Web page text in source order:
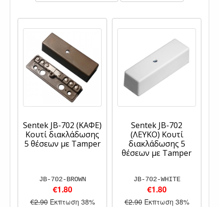
Sentek JB-702 (ΚΑΦΕ)
Κουτί διακλάδωσης
5 θέσεων με Tamper
JB-702-BROWN
€1.80
€2.90 Έκπτωση 38%
Sentek JB-702
(ΛΕΥΚΟ) Κουτί
διακλάδωσης 5
θέσεων με Tamper
JB-702-WHITE
€1.80
€2.90 Έκπτωση 38%